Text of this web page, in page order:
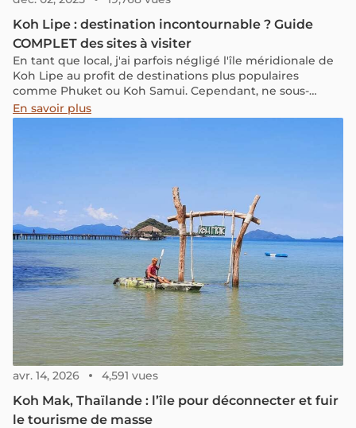
Koh Lipe : destination incontournable ? Guide
COMPLET des sites à visiter
En tant que local, j'ai parfois négligé l'île méridionale de
Koh Lipe au profit de destinations plus populaires
comme Phuket ou Koh Samui. Cependant, ne sous-
estimez pas Koh Lipe. Ayant observé son évolution au fil
des années, je trouve que son charme durable réside
En savoir plus
avr. 14, 2026 4,591 vues
Koh Mak, Thaïlande : l’île pour déconnecter et fuir
le tourisme de masse